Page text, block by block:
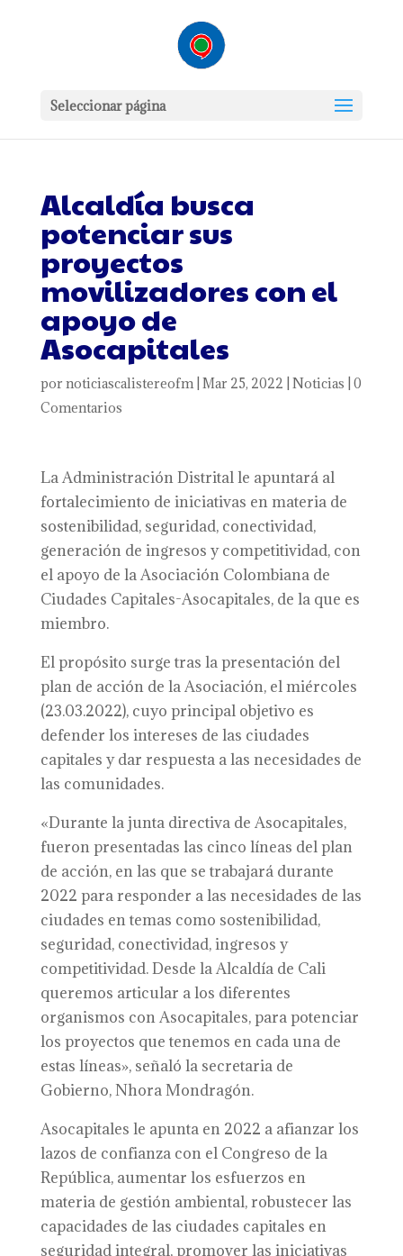
Seleccionar página
Alcaldía busca
potenciar sus
proyectos
movilizadores con el
apoyo de
Asocapitales
por noticiascalistereofm| Mar 25, 2022 Noticias 0
Comentarios
La Administración Distrital le apuntará al
fortalecimiento de iniciativas en materia de
sostenibilidad, seguridad, conectividad,
generación de ingresos y competitividad, con
el apoyo de la Asociación Colombiana de
Ciudades Capitales-Asocapitales, de la que es
miembro.
El propósito surge tras la presentación del
plan de acción de la Asociación, el miércoles
(23.03.2022), cuyo principal objetivo es
defender los intereses de las ciudades
capitales y dar respuesta a las necesidades de
las comunidades.
«Durante la junta directiva de Asocapitales,
fueron presentadas las cinco líneas del plan
de acción, en las que se trabajará durante
2022 para responder a las necesidades de las
ciudades en temas como sostenibilidad,
seguridad, conectividad, ingresos y
competitividad. Desde la Alcaldía de Cali
queremos articular a los diferentes
organismos con Asocapitales, para potenciar
los proyectos que tenemos en cada una de
estas líneas», señaló la secretaria de
Gobierno, Nhora Mondragón.
Asocapitales le apunta en 2022 a afianzar los
lazos de confianza con el Congreso de la
República, aumentar los esfuerzos en
materia de gestión ambiental, robustecer las
capacidades de las ciudades capitales en
seguridad integral, promover las iniciativas